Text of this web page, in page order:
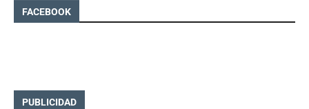
FACEBOOK
PUBLICIDAD